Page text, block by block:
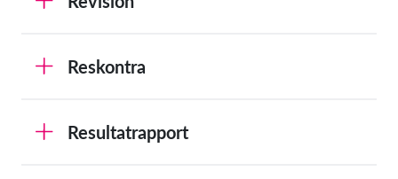
Reskontra
Resultatrapport